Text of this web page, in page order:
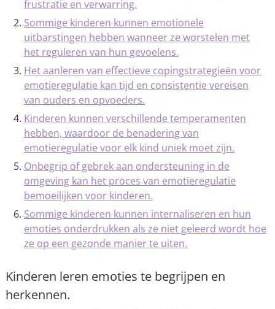
frustratie en verwarring.
Sommige kinderen kunnen emotionele
uitbarstingen hebben wanneer ze worstelen met
het reguleren van hun gevoelens.
Het aanleren van effectieve copingstrategieën voor
emotieregulatie kan tijd en consistentie vereisen
van ouders en opvoeders.
Kinderen kunnen verschillende temperamenten
hebben, waardoor de benadering van
emotieregulatie voor elk kind uniek moet zijn.
Onbegrip of gebrek aan ondersteuning in de
omgeving kan het proces van emotieregulatie
bemoeilijken voor kinderen.
Sommige kinderen kunnen internaliseren en hun
emoties onderdrukken als ze niet geleerd wordt hoe
ze op een gezonde manier te uiten.
Kinderen leren emoties te begrijpen en
herkennen.